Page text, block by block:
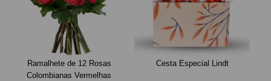
Ramalhete de 12 Rosas
Colombianas Vermelhas
Cesta Especial Lindt